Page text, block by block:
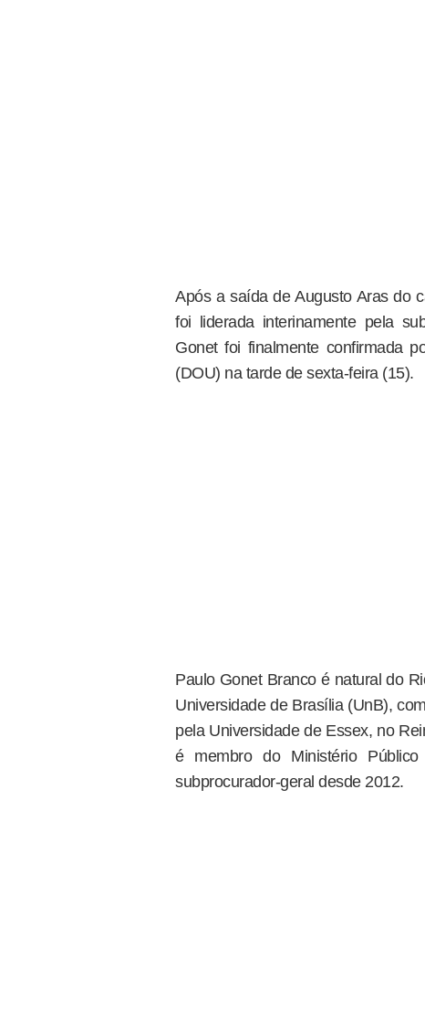
Após a saída de Augusto Aras do
foi liderada interinamente pela
Gonet foi finalmente confirmada
(DOU) na tarde de sexta-feira (15).
Paulo Gonet Branco é natural do
Universidade de Brasília (UnB),
pela Universidade de Essex, no
é membro do Ministério
subprocurador-geral desde 2012.